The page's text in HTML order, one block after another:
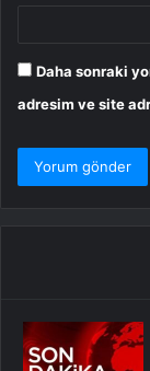
Daha sonraki
adresim ve site